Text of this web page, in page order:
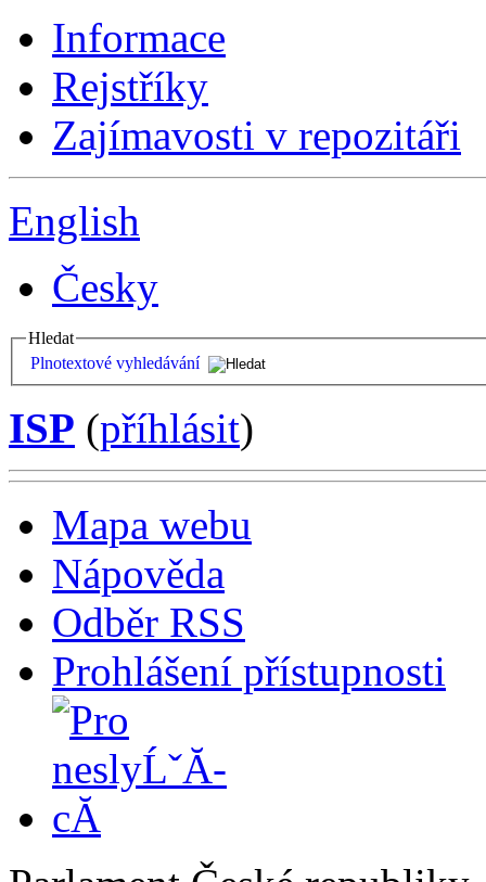
Informace
Rejstříky
Zajímavosti v repozitáři
English
Česky
Hledat
Plnotextové vyhledávání
ISP (příhlásit)
Mapa webu
Nápověda
Odběr RSS
Prohlášení přístupnosti